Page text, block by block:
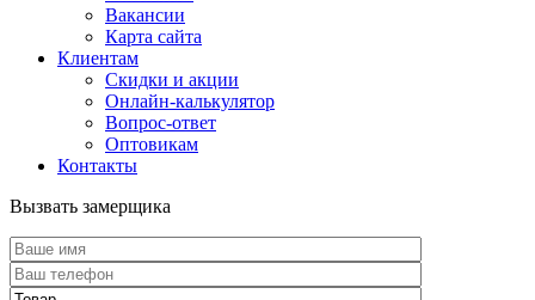
Вакансии
Карта сайта
Клиентам
Скидки и акции
Онлайн-калькулятор
Вопрос-ответ
Оптовикам
Контакты
Вызвать замерщика